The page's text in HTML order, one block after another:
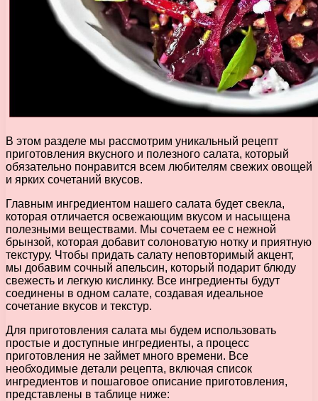
В этом разделе мы рассмотрим уникальный рецепт
приготовления вкусного и полезного салата, который
обязательно понравится всем любителям свежих овощей
и ярких сочетаний вкусов.
Главным ингредиентом нашего салата будет свекла,
которая отличается освежающим вкусом и насыщена
полезными веществами. Мы сочетаем ее с нежной
брынзой, которая добавит солоноватую нотку и приятную
текстуру. Чтобы придать салату неповторимый акцент,
мы добавим сочный апельсин, который подарит блюду
свежесть и легкую кислинку. Все ингредиенты будут
соединены в одном салате, создавая идеальное
сочетание вкусов и текстур.
Для приготовления салата мы будем использовать
простые и доступные ингредиенты, а процесс
приготовления не займет много времени. Все
необходимые детали рецепта, включая список
ингредиентов и пошаговое описание приготовления,
представлены в таблице ниже: